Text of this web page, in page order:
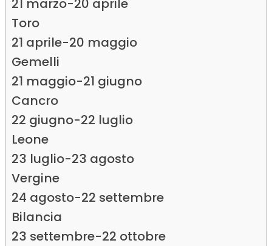
21 marzo-20 aprile
Toro
21 aprile-20 maggio
Gemelli
21 maggio-21 giugno
Cancro
22 giugno-22 luglio
Leone
23 luglio-23 agosto
Vergine
24 agosto-22 settembre
Bilancia
23 settembre-22 ottobre